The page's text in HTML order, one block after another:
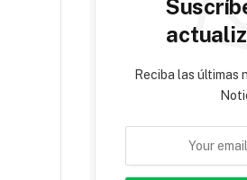
Reciba las últimas